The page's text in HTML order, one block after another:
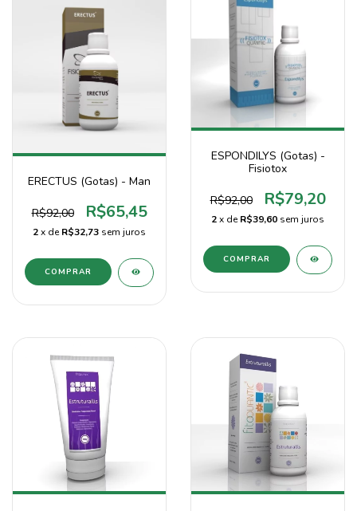
ERECTUS (Gotas) - Man
R$92,00 R$65,45
2x deR$32,73 sem juros
ESPONDILYS (Gotas) -
Fisiotox
R$92,00 R$79,20
2x deR$39,60 sem juros